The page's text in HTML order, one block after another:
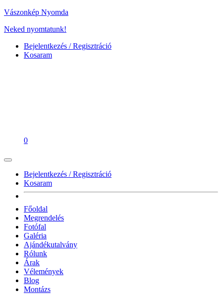
Vászonkép Nyomda
Neked nyomtatunk!
Bejelentkezés / Regisztráció
Kosaram
0
Bejelentkezés / Regisztráció
Kosaram
Főoldal
Megrendelés
Fotófal
Galéria
Ajándékutalvány
Rólunk
Árak
Vélemények
Blog
Montázs